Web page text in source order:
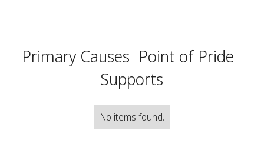
Primary Causes Point of Pride
Supports
No items found.